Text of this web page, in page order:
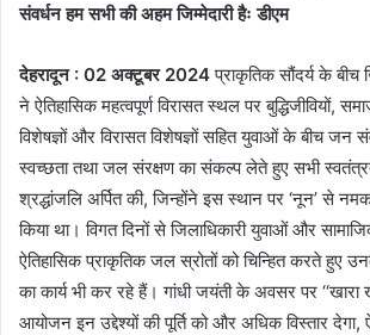
संवर्धन हम सभी की अहम जिम्मेदारी हैः डीएम
देहरादून : 02 अक्टूबर 2024प्राकृतिक सौंदर्य के बीच
ने ऐतिहासिक महत्वपूर्ण विरासत स्थल पर बुद्धिजीवियों,
विशेषज्ञों और विरासत विशेषज्ञों सहित युवाओं के बीच जन
स्वच्छता तथा जल संरक्षण का संकल्प लेते हुए सभी
श्रद्धांजलि अर्पित की, जिन्होंने इस स्थान पर ‘नून’ से
किया था। विगत दिनों से जिलाधिकारी युवाओं और
ऐतिहासिक प्राकृतिक जल स्रोतों को चिन्हित करते हुए
का कार्य भी कर रहे हैं। गांधी जयंती के अवसर पर
आयोजन इन उद्देश्यों की पूर्ति को और अधिक विस्तार देगा,